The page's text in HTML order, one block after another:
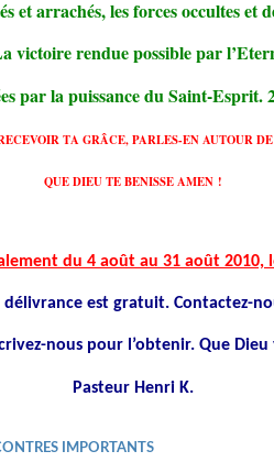
et arrachés, les forces occultes et
victoire rendue possible par
par la puissance du Saint-Esprit.
TA GRÂCE, PARLES-EN AUTOUR
QUE DIEU TE BENISSE AMEN !
du 4 août au 31 août 2010,
délivrance est gratuit. Contactez-
nous pour l’obtenir. Que Dieu
Pasteur Henri K.
IMPORTANTS